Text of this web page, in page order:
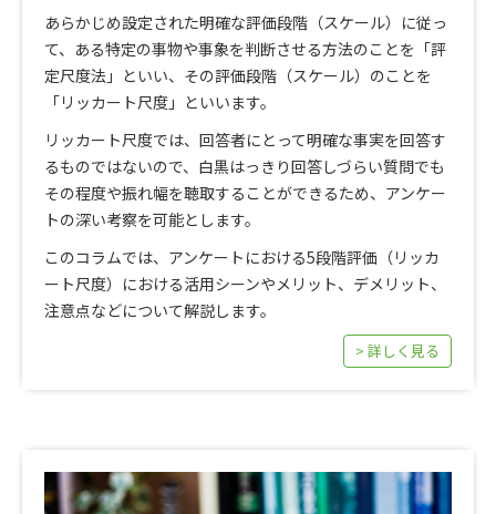
あらかじめ設定された明確な評価段階（スケール）に従っ
て、ある特定の事物や事象を判断させる方法のことを「評
定尺度法」といい、その評価段階（スケール）のことを
「リッカート尺度」といいます。
リッカート尺度では、回答者にとって明確な事実を回答す
るものではないので、白黒はっきり回答しづらい質問でも
その程度や振れ幅を聴取することができるため、アンケー
トの深い考察を可能とします。
このコラムでは、アンケートにおける5段階評価（リッカ
ート尺度）における活用シーンやメリット、デメリット、
注意点などについて解説します。
> 詳しく見る